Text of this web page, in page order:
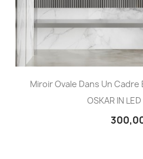
Miroir Ovale Dans Un Cadre
OSKAR IN LED